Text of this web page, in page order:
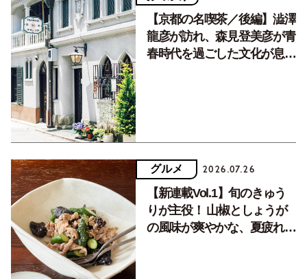
【京都の名喫茶／後編】澁澤
龍彦が訪れ、森見登美彦が青
春時代を過ごした文化が息づ
グルメ 2026.07.26
【新連載Vol.1】旬のきゅう
りが主役！ 山椒としょうが
の風味が爽やかな、夏疲れを